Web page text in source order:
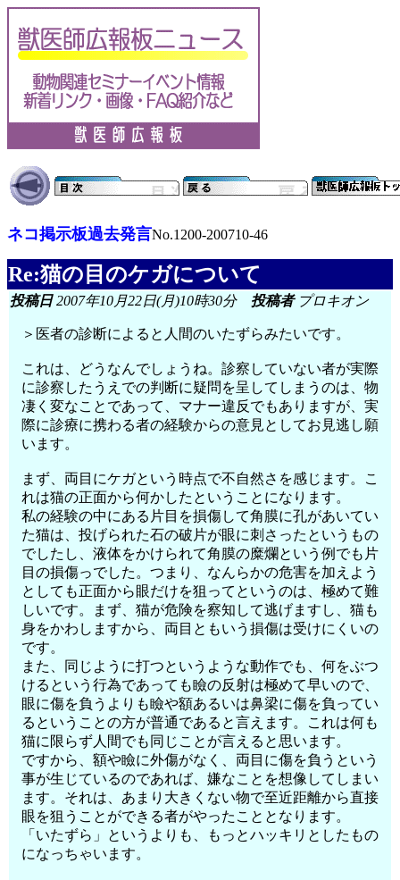
ネコ掲示板過去発言No.1200-200710-46
Re:猫の目のケガについて
投稿日2007年10月22日(月)10時30分 投稿者プロキオン
＞医者の診断によると人間のいたずらみたいです。
これは、どうなんでしょうね。診察していない者が実際
に診察したうえでの判断に疑問を呈してしまうのは、物
凄く変なことであって、マナー違反でもありますが、実
際に診療に携わる者の経験からの意見としてお見逃し願
います。
まず、両目にケガという時点で不自然さを感じます。こ
れは猫の正面から何かしたということになります。
私の経験の中にある片目を損傷して角膜に孔があいてい
た猫は、投げられた石の破片が眼に刺さったというもの
でしたし、液体をかけられて角膜の糜爛という例でも片
目の損傷っでした。つまり、なんらかの危害を加えよう
としても正面から眼だけを狙ってというのは、極めて難
しいです。まず、猫が危険を察知して逃げますし、猫も
身をかわしますから、両目ともいう損傷は受けにくいの
です。
また、同じように打つというような動作でも、何をぶつ
けるという行為であっても瞼の反射は極めて早いので、
眼に傷を負うよりも瞼や額あるいは鼻梁に傷を負ってい
るということの方が普通であると言えます。これは何も
猫に限らず人間でも同じことが言えると思います。
ですから、額や瞼に外傷がなく、両目に傷を負うという
事が生じているのであれば、嫌なことを想像してしまい
ます。それは、あまり大きくない物で至近距離から直接
眼を狙うことができる者がやったこととなります。
「いたずら」というよりも、もっとハッキリとしたもの
になっちゃいます。